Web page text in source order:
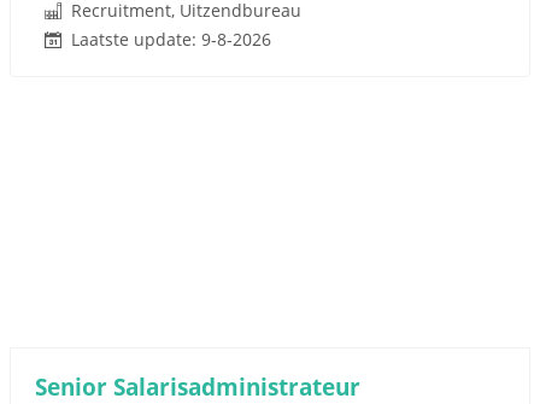
Recruitment, Uitzendbureau
Laatste update: 9-8-2026
Senior Salarisadministrateur